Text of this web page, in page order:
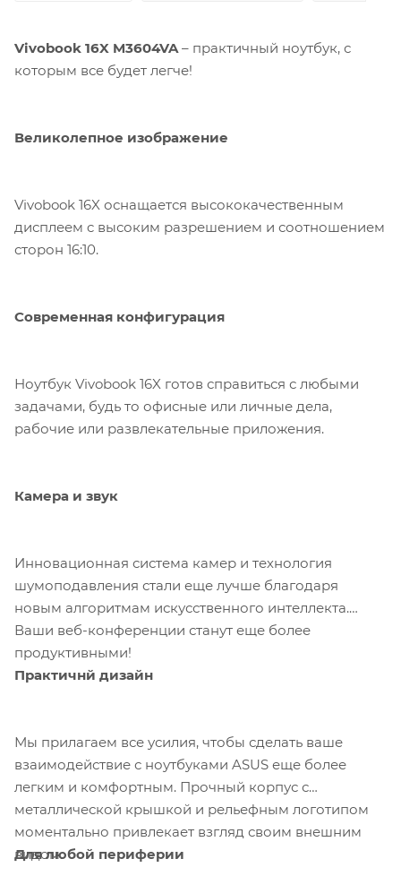
Vivobook 16X M3604VA– практичный ноутбук, с
которым все будет легче!
Великолепное изображение
Vivobook 16X оснащается высококачественным
дисплеем c высоким разрешением и соотношением
сторон 16:10.
Современная конфигурация
Ноутбук Vivobook 16X готов справиться с любыми
задачами, будь то офисные или личные дела,
рабочие или развлекательные приложения.
Камера и звук
Инновационная система камер и технология
шумоподавления стали еще лучше благодаря
новым алгоритмам искусственного интеллекта.
Ваши веб-конференции станут еще более
продуктивными!
Практичнй дизайн
Мы прилагаем все усилия, чтобы сделать ваше
взаимодействие с ноутбуками ASUS еще более
легким и комфортным. Прочный корпус с
металлической крышкой и рельефным логотипом
моментально привлекает взгляд своим внешним
видом.
Для любой периферии